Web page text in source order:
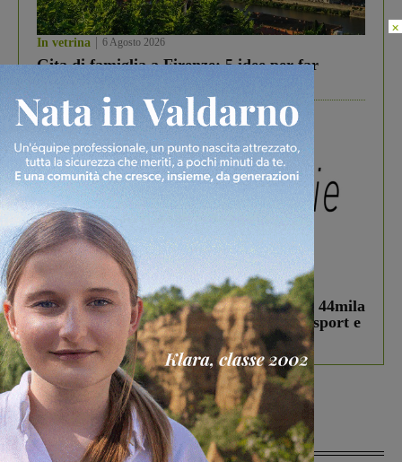
In vetrina 6 Agosto 2026
Gita di famiglia a Firenze: 5 idee per far
In vetrina 3 Agosto 2026
Estra Notizie agosto: Smart Cities, oltre 44mila
studenti coinvolti, torna il bando per lo sport e
debutta il podcast Estrair
Più lette
×